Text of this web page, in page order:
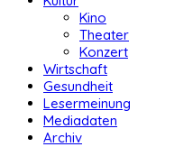
Kino
Theater
Konzert
Wirtschaft
Gesundheit
Lesermeinung
Mediadaten
Archiv